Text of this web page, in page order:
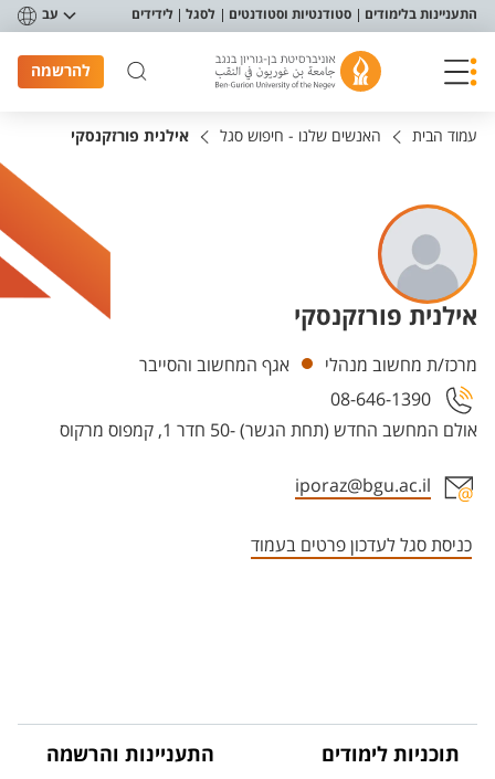
תפריט נגישות
התעניינות בלימודים סטודנטיות וסטודנטים לסגל לידידים עב
להרשמה
עמוד הבית האנשים שלנו - חיפוש סגל אילנית פורזקנסקי
אילנית פורזקנסקי
יחידות
מרכז/ת מחשוב מנהלי אגף המחשוב והסייבר
אולם המחשב החדש (תחת הגשר) -50 חדר 1, קמפוס מרקוס
08-646-1390
iporaz@bgu.ac.il
כניסת סגל לעדכון פרטים בעמוד
תוכניות לימודים התעניינות והרשמה